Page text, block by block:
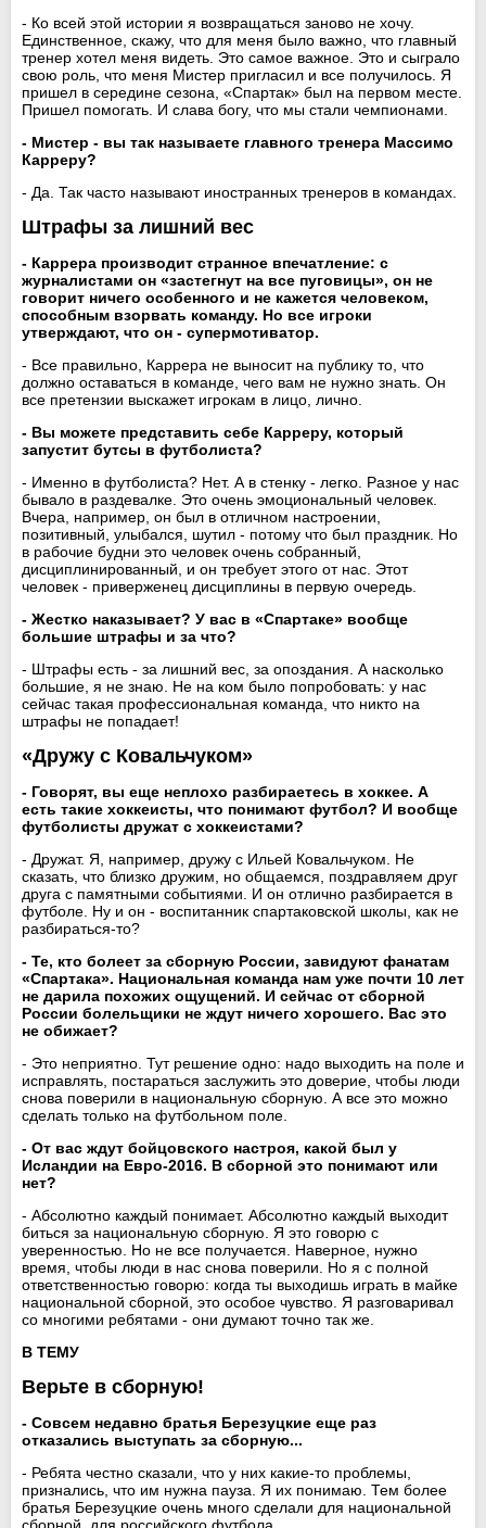
- Ко всей этой истории я возвращаться заново не хочу.
Единственное, скажу, что для меня было важно, что главный
тренер хотел меня видеть. Это самое важное. Это и сыграло
свою роль, что меня Мистер пригласил и все получилось. Я
пришел в середине сезона, «Спартак» был на первом месте.
Пришел помогать. И слава богу, что мы стали чемпионами.
- Мистер - вы так называете главного тренера Массимо
Карреру?
- Да. Так часто называют иностранных тренеров в командах.
Штрафы за лишний вес
- Каррера производит странное впечатление: с
журналистами он «застегнут на все пуговицы», он не
говорит ничего особенного и не кажется человеком,
способным взорвать команду. Но все игроки
утверждают, что он - супермотиватор.
- Все правильно, Каррера не выносит на публику то, что
должно оставаться в команде, чего вам не нужно знать. Он
все претензии выскажет игрокам в лицо, лично.
- Вы можете представить себе Карреру, который
запустит бутсы в футболиста?
- Именно в футболиста? Нет. А в стенку - легко. Разное у нас
бывало в раздевалке. Это очень эмоциональный человек.
Вчера, например, он был в отличном настроении,
позитивный, улыбался, шутил - потому что был праздник. Но
в рабочие будни это человек очень собранный,
дисциплинированный, и он требует этого от нас. Этот
человек - приверженец дисциплины в первую очередь.
- Жестко наказывает? У вас в «Спартаке» вообще
большие штрафы и за что?
- Штрафы есть - за лишний вес, за опоздания. А насколько
большие, я не знаю. Не на ком было попробовать: у нас
сейчас такая профессиональная команда, что никто на
штрафы не попадает!
«Дружу с Ковальчуком»
- Говорят, вы еще неплохо разбираетесь в хоккее. А
есть такие хоккеисты, что понимают футбол? И вообще
футболисты дружат с хоккеистами?
- Дружат. Я, например, дружу с Ильей Ковальчуком. Не
сказать, что близко дружим, но общаемся, поздравляем друг
друга с памятными событиями. И он отлично разбирается в
футболе. Ну и он - воспитанник спартаковской школы, как не
разбираться-то?
- Те, кто болеет за сборную России, завидуют фанатам
«Спартака». Национальная команда нам уже почти 10 лет
не дарила похожих ощущений. И сейчас от сборной
России болельщики не ждут ничего хорошего. Вас это
не обижает?
- Это неприятно. Тут решение одно: надо выходить на поле и
исправлять, постараться заслужить это доверие, чтобы люди
снова поверили в национальную сборную. А все это можно
сделать только на футбольном поле.
- От вас ждут бойцовского настроя, какой был у
Исландии на Евро-2016. В сборной это понимают или
нет?
- Абсолютно каждый понимает. Абсолютно каждый выходит
биться за национальную сборную. Я это говорю с
уверенностью. Но не все получается. Наверное, нужно
время, чтобы люди в нас снова поверили. Но я с полной
ответственностью говорю: когда ты выходишь играть в майке
национальной сборной, это особое чувство. Я разговаривал
со многими ребятами - они думают точно так же.
В ТЕМУ
Верьте в сборную!
- Совсем недавно братья Березуцкие еще раз
отказались выступать за сборную...
- Ребята честно сказали, что у них какие-то проблемы,
признались, что им нужна пауза. Я их понимаю. Тем более
братья Березуцкие очень много сделали для национальной
сборной, для российского футбола.